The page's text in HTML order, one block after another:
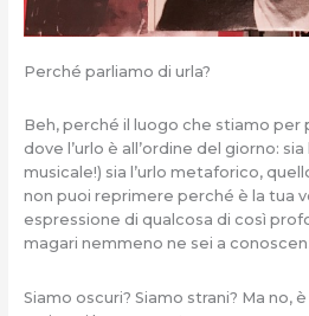
Perché parliamo di urla?
Beh, perché il luogo che stiamo per
dove l’urlo è all’ordine del giorno:
musicale!) sia l’urlo metaforico,
non puoi reprimere perché è la tua
espressione di qualcosa di così
magari nemmeno ne sei a
Siamo oscuri? Siamo strani? Ma no,